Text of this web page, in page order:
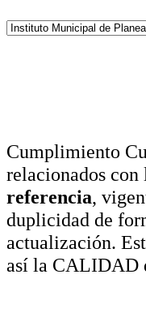
Cumplimiento
relacionados
referencia,
duplicidad de
actualización.
así la CALIDAD